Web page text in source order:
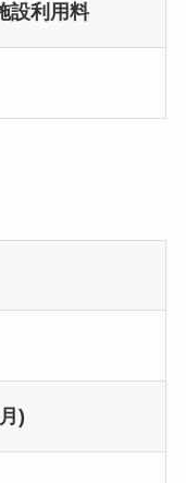
設利用料
)